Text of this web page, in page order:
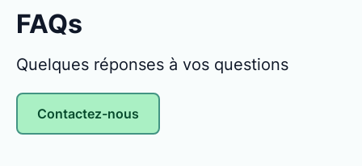
FAQs
Quelques réponses à vos questions
Contactez-nous